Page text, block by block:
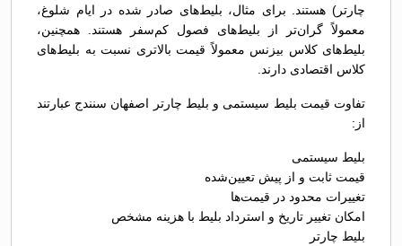
چارتر) هستند. برای مثال، بلیط‌های صادر شده در ایام شلوغ،
معمولاً گران‌تر از بلیط‌های فصول کم‌سفر هستند. همچنین،
بلیط‌های کلاس بیزنس معمولاً قیمت بالاتری نسبت به بلیط‌های
کلاس اقتصادی دارند.
تفاوت قیمت بلیط سیستمی و بلیط چارتر اصفهان سنندج عبارتند
از:
بلیط سیستمی
قیمت ثابت و از پیش تعیین‌شده
تغییرات محدود در قیمت‌ها
امکان تغییر تاریخ و استرداد بلیط با هزینه مشخص
بلیط چارتر